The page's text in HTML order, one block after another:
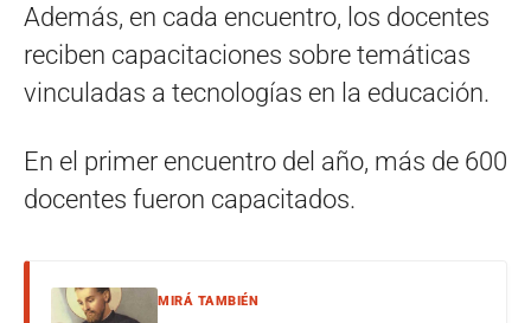
Además, en cada encuentro, los docentes
reciben capacitaciones sobre temáticas
vinculadas a tecnologías en la educación.
En el primer encuentro del año, más de 600
docentes fueron capacitados.
MIRÁ TAMBIÉN